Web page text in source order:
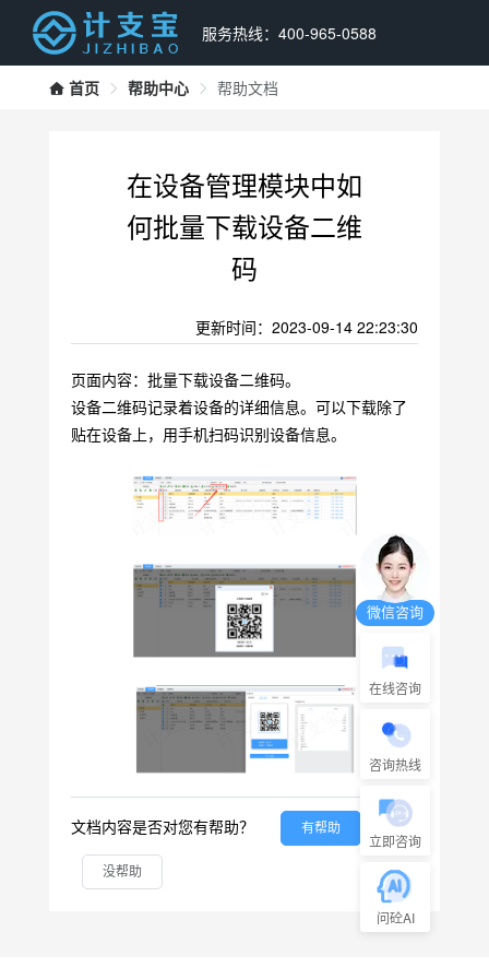
服务热线：400-965-0588
首页 帮助中心 帮助文档
在设备管理模块中如
何批量下载设备二维
码
更新时间：2023-09-14 22:23:30
页面内容：批量下载设备二维码。
设备二维码记录着设备的详细信息。可以下载除了
贴在设备上，用手机扫码识别设备信息。
文档内容是否对您有帮助？ 有帮助
没帮助
微信咨询
在线咨询
咨询热线
立即咨询
问砼AI